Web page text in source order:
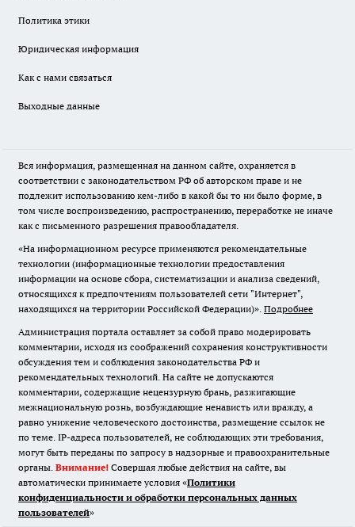
Политика этики
Юридическая информация
Как с нами связаться
Выходные данные
Вся информация, размещенная на данном сайте, охраняется в
соответствии с законодательством РФ об авторском праве и не
подлежит использованию кем-либо в какой бы то ни было форме, в
том числе воспроизведению, распространению, переработке не иначе
как с письменного разрешения правообладателя.
«На информационном ресурсе применяются рекомендательные
технологии (информационные технологии предоставления
информации на основе сбора, систематизации и анализа сведений,
относящихся к предпочтениям пользователей сети "Интернет",
находящихся на территории Российской Федерации)». Подробнее
Администрация портала оставляет за собой право модерировать
комментарии, исходя из соображений сохранения конструктивности
обсуждения тем и соблюдения законодательства РФ и
рекомендательных технологий. На сайте не допускаются
комментарии, содержащие нецензурную брань, разжигающие
межнациональную рознь, возбуждающие ненависть или вражду, а
равно унижение человеческого достоинства, размещение ссылок не
по теме. IP-адреса пользователей, не соблюдающих эти требования,
могут быть переданы по запросу в надзорные и правоохранительные
органы. Внимание! Совершая любые действия на сайте, вы
автоматически принимаете условия «Политики
конфиденциальности и обработки персональных данных
пользователей»